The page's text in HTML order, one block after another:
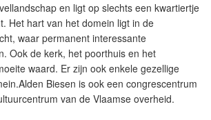
en ligt op slechts een kwartiertje
Het hart van het domein ligt in de
waar permanent interessante
Ook de kerk, het poorthuis en het
waard. Er zijn ook enkele gezellige
Biesen is ook een congrescentrum
van de Vlaamse overheid.